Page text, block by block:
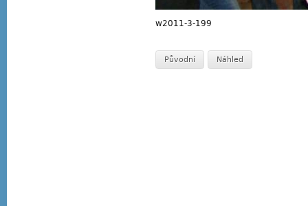
w2011-3-199
Původní Náhled